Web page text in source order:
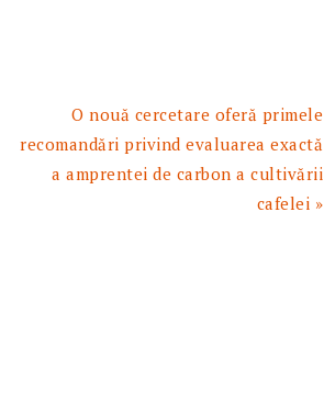
Articolul
urmator:
O nouă cercetare oferă primele
recomandări privind evaluarea exactă
a amprentei de carbon a cultivării
cafelei »